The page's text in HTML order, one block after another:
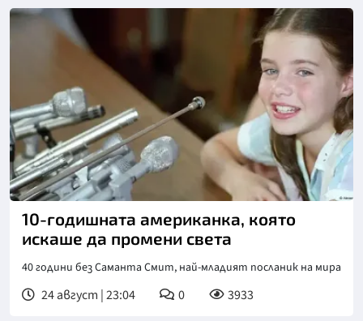
10-годишната американка, която
искаше да промени света
40 години без Саманта Смит, най-младият посланик на мира
24 август | 23:04 0 3933